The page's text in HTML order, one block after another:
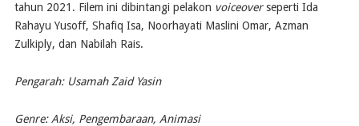
tahun 2021. Filem ini dibintangi pelakon voiceoverseperti Ida
Rahayu Yusoff, Shafiq Isa, Noorhayati Maslini Omar, Azman
Zulkiply, dan Nabilah Rais.
Pengarah: Usamah Zaid Yasin
Genre: Aksi, Pengembaraan, Animasi